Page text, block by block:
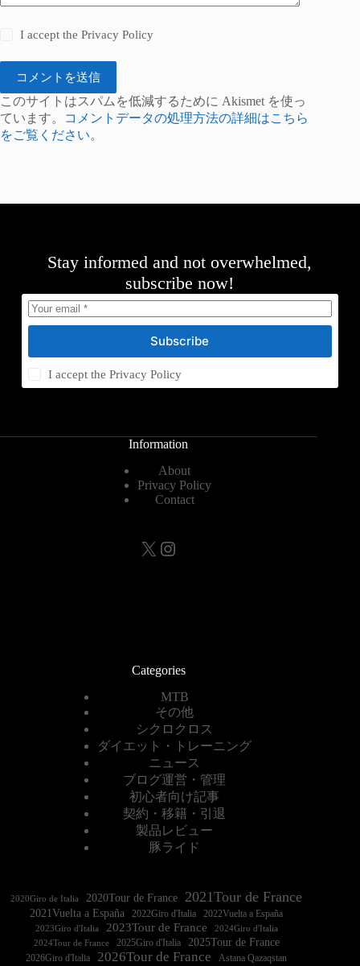
I accept thePrivacy Policy
コメントを送信
このサイトはスパムを低減するために Akismet を使っ
ています。
コメントデータの処理方法の詳細はこちら
をご覧ください。
Stay informed and not overwhelmed,
subscribe now!
Subscribe
I accept thePrivacy Policy
Information
About
Privacy Policy
Contact
X Instagram
Categories
MTB
その他
シクロクロス
ダイエット・トレーニング
ニュース
ブログ運営・管理
初心者向け記事
契約・移籍・引退
製品レビュー
豚ライド
2020Giro de Italia 2020Tour de France 2021Tour de France
2021Vuelta a España 2022Vuelta a España
2023Giro d'Italia 2023Tour de France
2024Tour de France
2025Giro d'Italia 2025Tour de France
2026Giro d'Italia 2026Tour de France Astana Qazaqstan